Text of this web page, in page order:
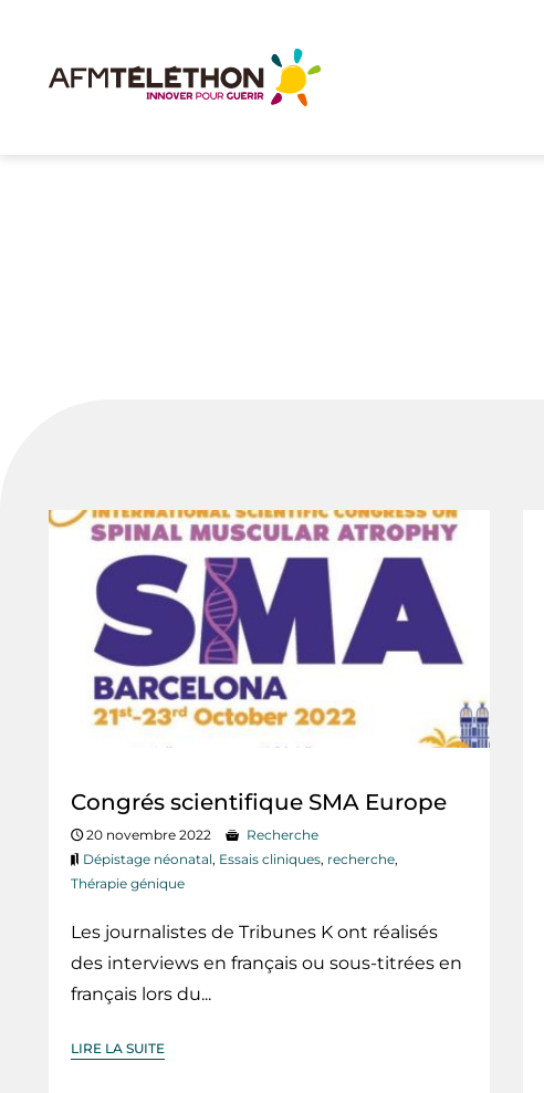
Congrés scientifique SMA Europe
20 novembre 2022
Recherche
Dépistage néonatal, Essais cliniques, recherche,
Thérapie génique
Les journalistes de Tribunes K ont réalisés
des interviews en français ou sous-titrées en
français lors du...
LIRE LA SUITE